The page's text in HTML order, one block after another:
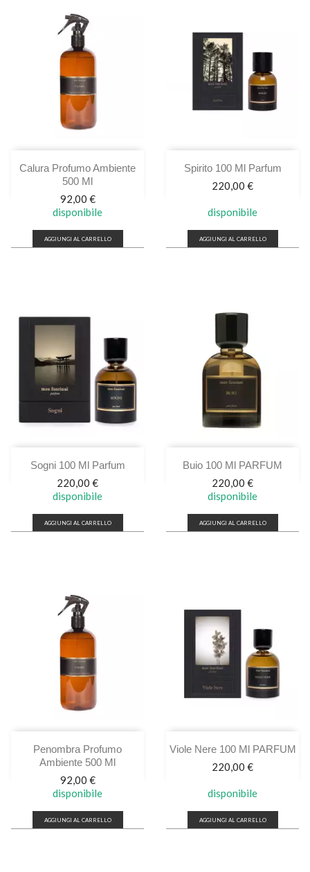
Calura Profumo Ambiente
500 Ml
Prezzo
92,00 €
disponibile
AGGIUNGI AL CARRELLO
Spirito 100 Ml Parfum
Prezzo
220,00 €
disponibile
AGGIUNGI AL CARRELLO
Sogni 100 Ml Parfum
Prezzo
220,00 €
disponibile
AGGIUNGI AL CARRELLO
Buio 100 Ml PARFUM
Prezzo
220,00 €
disponibile
AGGIUNGI AL CARRELLO
Penombra Profumo
Ambiente 500 Ml
Prezzo
92,00 €
disponibile
AGGIUNGI AL CARRELLO
Viole Nere 100 Ml PARFUM
Prezzo
220,00 €
disponibile
AGGIUNGI AL CARRELLO